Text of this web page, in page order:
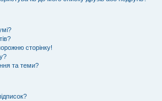
сторінку!
та теми?